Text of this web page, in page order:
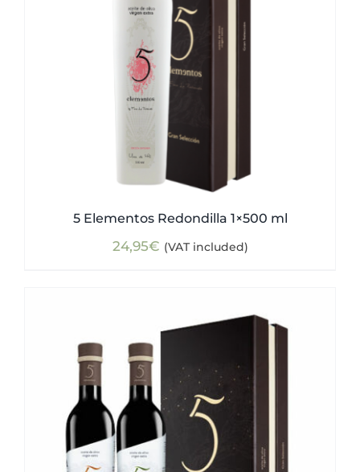
5 Elementos Redondilla 1×500 ml
24,95€ (VAT included)